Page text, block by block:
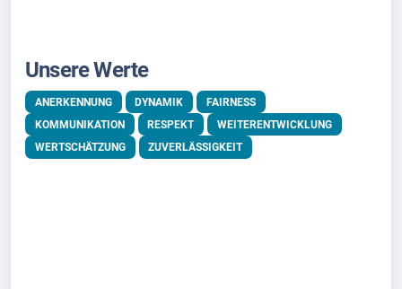
Unsere Werte
ANERKENNUNG DYNAMIK
FAIRNESS
KOMMUNIKATION
RESPEKT
WEITERENTWICKLUNG
WERTSCHÄTZUNG
ZUVERLÄSSIGKEIT